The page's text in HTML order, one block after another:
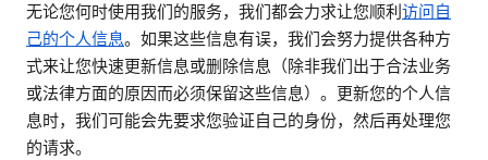
无论您何时使用我们的服务，我们都会力求让您顺利 访问自
己的个人信息。如果这些信息有误，我们会努力提供各种方
式来让您快速更新信息或删除信息（除非我们出于合法业务
或法律方面的原因而必须保留这些信息）。更新您的个人信
息时，我们可能会先要求您验证自己的身份，然后再处理您
的请求。